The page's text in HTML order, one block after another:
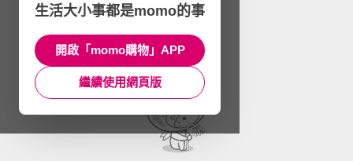
生活大小事都是momo的事
開啟「momo購物」APP
繼續使用網頁版